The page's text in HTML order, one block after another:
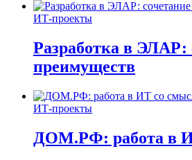
ИТ-проекты
Разработка в ЭЛАР:
преимуществ
ИТ-проекты
ДОМ.РФ: работа в